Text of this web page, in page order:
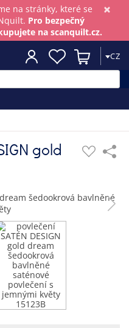
×
na stránky, které se
Pro bezpečný
na scanquilt.cz.
CZ
gold